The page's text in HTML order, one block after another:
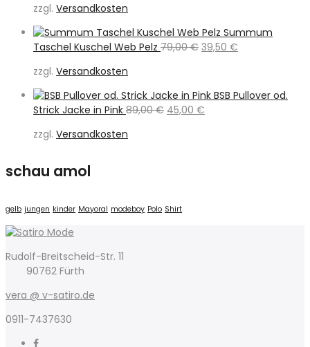
war:
189,95 € 89,00 €.
zzgl. Versandkosten
Summum
Taschel Kuschel Web Pelz 79,00€ Ursprünglicher
79,00 €
39,50 €
39,50 €.
zzgl. Versandkosten
BSB Pullover od.
Strick Jacke in Pink 89,00€ Ursprünglicher
45,00 €
zzgl. Versandkosten
schau amol
gelb jungen kinder Mayoral modeboy Polo Shirt
Rudolf-Breitscheid-Str. 11
90762 Fürth
vera @ v-satiro.de
0911-7437630